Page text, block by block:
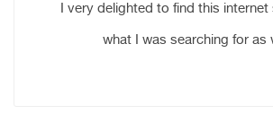
I very delighted to find this
what I was searching for as